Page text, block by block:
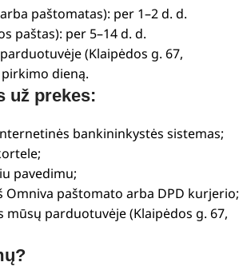
paštomatas): per 1–2 d. d.
paštas): per 5–14 d. d.
(Klaipėdos g. 67,
pirkimo dieną.
už prekes:
bankininkystės sistemas;
pavedimu;
Omniva paštomato arba DPD kurjerio;
mūsų parduotuvėje (Klaipėdos g. 67,